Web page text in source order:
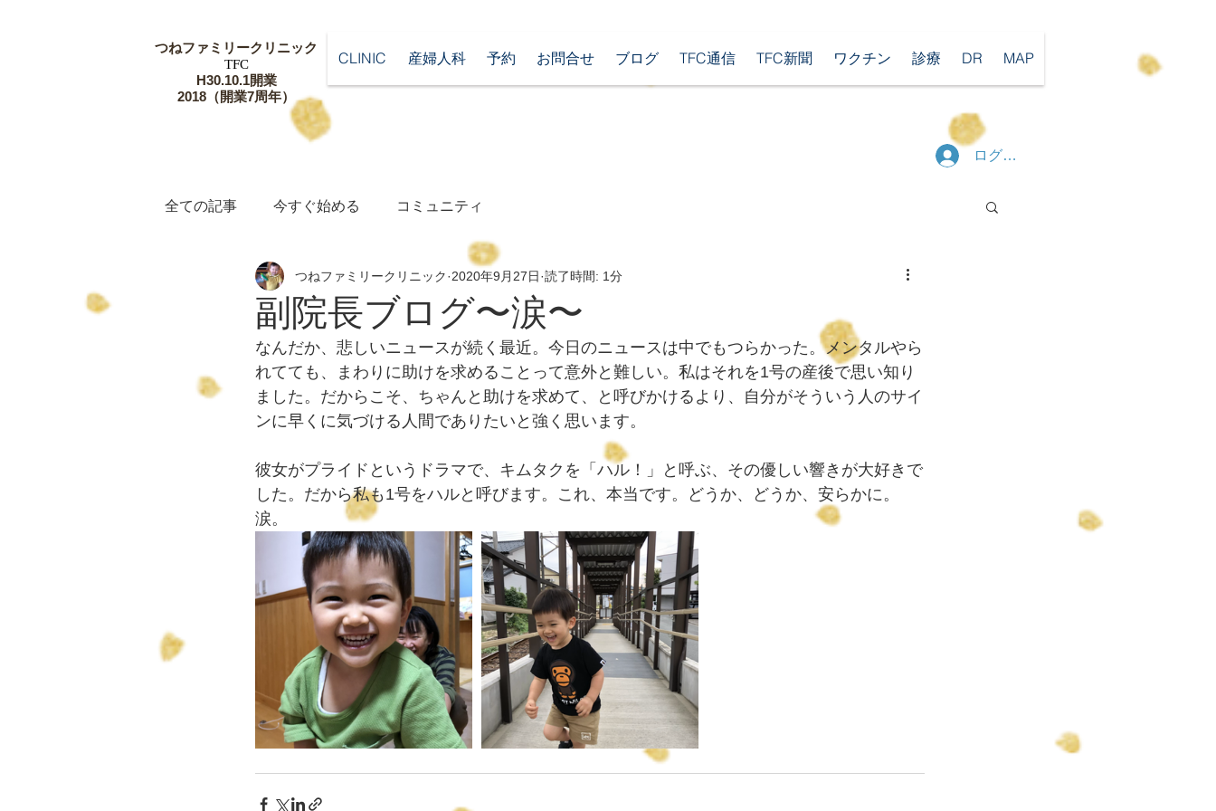
つねファミリークリニック
​TFC
​H30.10.1開業
​2018（開業7周年）
CLINIC 産婦人科 予約 お問合せ ブログ TFC通信 TFC新聞 ワクチン 診療 DR MAP
ログイン
全ての記事 今すぐ始める コミュニティ
副院長ブログ〜涙〜
つねファミリークリニック 2020年9月27日 読了時間: 1分
なんだか、悲しいニュースが続く最近。今日のニュースは中でもつらかった。メンタルやら
れてても、まわりに助けを求めることって意外と難しい。私はそれを1号の産後で思い知り
ました。だからこそ、ちゃんと助けを求めて、と呼びかけるより、自分がそういう人のサイ
ンに早くに気づける人間でありたいと強く思います。
彼女がプライドというドラマで、キムタクを「ハル！」と呼ぶ、その優しい響きが大好きで
した。だから私も1号をハルと呼びます。これ、本当です。どうか、どうか、安らかに。
涙。